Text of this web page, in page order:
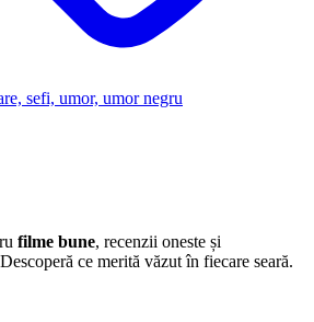
sefi, umor, umor negru
filme bune, recenzii oneste și
ce merită văzut în fiecare seară.